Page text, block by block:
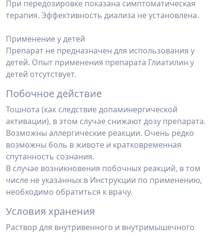
При передозировке показана симптоматическая
терапия. Эффективность диализа не установлена.
Применение у детей
Препарат не предназначен для использования у
детей. Опыт применения препарата Глиатилин у
детей отсутствует.
Побочное действие
Тошнота (как следствие допаминергической
активации), в этом случае снижают дозу препарата.
Возможны аллергические реакции. Очень редко
возможны боль в животе и кратковременная
спутанность сознания.
В случае возникновения побочных реакций, в том
числе не указанных в Инструкции по применению,
необходимо обратиться к врачу.
Условия хранения
Раствор для внутривенного и внутримышечного